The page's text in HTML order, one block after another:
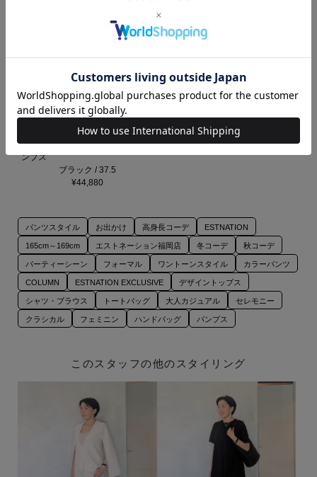
ESTNATION / ポインテッドトゥパ
ンプス
ブラック / 37.5
¥44,880
パンツスタイル お出かけ 高身長コーデ ESTNATION
165cm～169cm エストネーション福岡店 冬コーデ 秋コーデ
パーティーシーン フォーマル ワントーンスタイル カラーパンツ
COLUMN ESTNATION EXCLUSIVE デザイントップス
シャツ・ブラウス トートバッグ 大人カジュアル セレモニー
クラシカル フェミニン ハンドバッグ パンプス
このスタッフの他のスタイリング